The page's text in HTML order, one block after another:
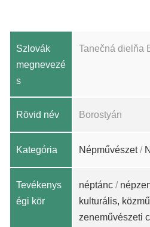
Szlovák
megnevezé
s
Tanečná dielňa
Rövid név Borostyán
Kategória Népművészet/
Tevékenys
égi kör
néptánc /
kulturális,
zeneművészeti